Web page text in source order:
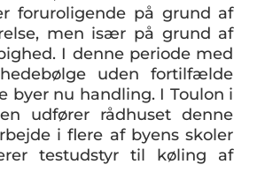
foruroligende på grund af
men især på grund af
I denne periode med
uden fortilfælde
byer nu handling. I Toulon i
udfører rådhuset denne
i flere af byens skoler
testudstyr til køling af